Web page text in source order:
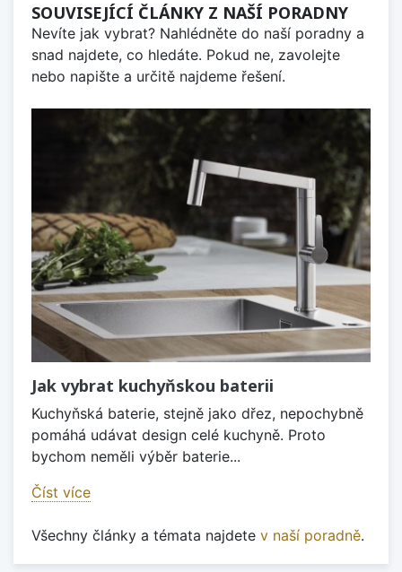
SOUVISEJÍCÍ ČLÁNKY Z NAŠÍ PORADNY
Nevíte jak vybrat? Nahlédněte do naší poradny a
snad najdete, co hledáte. Pokud ne, zavolejte
nebo napište a určitě najdeme řešení.
Jak vybrat kuchyňskou baterii
Kuchyňská baterie, stejně jako dřez, nepochybně
pomáhá udávat design celé kuchyně. Proto
bychom neměli výběr baterie...
Číst více
Všechny články a témata najdete v naší poradně.